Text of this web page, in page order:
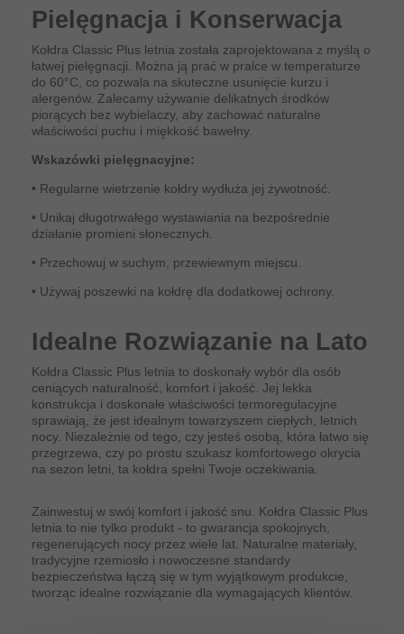
Pielęgnacja i Konserwacja
Kołdra Classic Plus letnia została zaprojektowana z myślą o
łatwej pielęgnacji. Można ją prać w pralce w temperaturze
do 60°C, co pozwala na skuteczne usunięcie kurzu i
alergenów. Zalecamy używanie delikatnych środków
piorących bez wybielaczy, aby zachować naturalne
właściwości puchu i miękkość bawełny.
Wskazówki pielęgnacyjne:
• Regularne wietrzenie kołdry wydłuża jej żywotność.
• Unikaj długotrwałego wystawiania na bezpośrednie
działanie promieni słonecznych.
• Przechowuj w suchym, przewiewnym miejscu.
• Używaj poszewki na kołdrę dla dodatkowej ochrony.
Idealne Rozwiązanie na Lato
Kołdra Classic Plus letnia to doskonały wybór dla osób
ceniących naturalność, komfort i jakość. Jej lekka
konstrukcja i doskonałe właściwości termoregulacyjne
sprawiają, że jest idealnym towarzyszem ciepłych, letnich
nocy. Niezależnie od tego, czy jesteś osobą, która łatwo się
przegrzewa, czy po prostu szukasz komfortowego okrycia
na sezon letni, ta kołdra spełni Twoje oczekiwania.
Zainwestuj w swój komfort i jakość snu. Kołdra Classic Plus
letnia to nie tylko produkt - to gwarancja spokojnych,
regenerujących nocy przez wiele lat. Naturalne materiały,
tradycyjne rzemiosło i nowoczesne standardy
bezpieczeństwa łączą się w tym wyjątkowym produkcie,
tworząc idealne rozwiązanie dla wymagających klientów.